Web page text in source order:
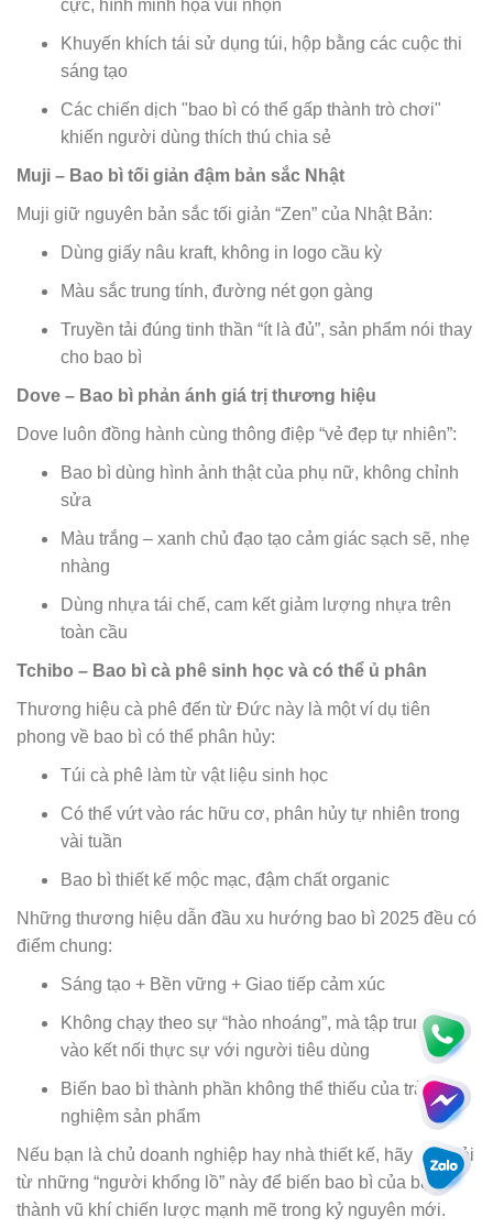
cực, hình minh họa vui nhộn
Khuyến khích tái sử dụng túi, hộp bằng các cuộc thi
sáng tạo
Các chiến dịch "bao bì có thể gấp thành trò chơi"
khiến người dùng thích thú chia sẻ
Muji – Bao bì tối giản đậm bản sắc Nhật
Muji giữ nguyên bản sắc tối giản “Zen” của Nhật Bản:
Dùng giấy nâu kraft, không in logo cầu kỳ
Màu sắc trung tính, đường nét gọn gàng
Truyền tải đúng tinh thần “ít là đủ”, sản phẩm nói thay
cho bao bì
Dove – Bao bì phản ánh giá trị thương hiệu
Dove luôn đồng hành cùng thông điệp “vẻ đẹp tự nhiên”:
Bao bì dùng hình ảnh thật của phụ nữ, không chỉnh
sửa
Màu trắng – xanh chủ đạo tạo cảm giác sạch sẽ, nhẹ
nhàng
Dùng nhựa tái chế, cam kết giảm lượng nhựa trên
toàn cầu
Tchibo – Bao bì cà phê sinh học và có thể ủ phân
Thương hiệu cà phê đến từ Đức này là một ví dụ tiên
phong về bao bì có thể phân hủy:
Túi cà phê làm từ vật liệu sinh học
Có thể vứt vào rác hữu cơ, phân hủy tự nhiên trong
vài tuần
Bao bì thiết kế mộc mạc, đậm chất organic
Những thương hiệu dẫn đầu xu hướng bao bì 2025 đều có
điểm chung:
Sáng tạo + Bền vững + Giao tiếp cảm xúc
Không chạy theo sự “hào nhoáng”, mà tập trung
vào kết nối thực sự với người tiêu dùng
Biến bao bì thành phần không thể thiếu của trải
nghiệm sản phẩm
Nếu bạn là chủ doanh nghiệp hay nhà thiết kế, hãy học hỏi
từ những “người khổng lồ” này để biến bao bì của bạn
thành vũ khí chiến lược mạnh mẽ trong kỷ nguyên mới.